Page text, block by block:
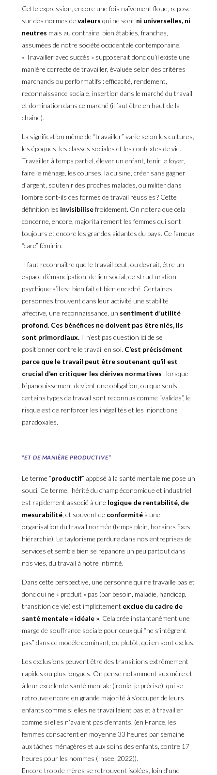
Cette expression, encore une fois naïvement floue, repose
sur des normes de valeurs qui ne sont ni universelles, ni
neutres mais au contraire, bien établies, franches,
assumées de notre société occidentale contemporaine.
« Travailler avec succès » supposerait donc qu’il existe une
manière correcte de travailler, évaluée selon des critères
marchands ou performatifs : efficacité, rendement,
reconnaissance sociale, insertion dans le marché du travail
et domination dans ce marché (il faut être en haut de la
chaîne).
La signification même de “travailler” varie selon les cultures,
les époques, les classes sociales et les contextes de vie.
Travailler à temps partiel, élever un enfant, tenir le foyer,
faire le ménage, les courses, la cuisine, créer sans gagner
d’argent, soutenir des proches malades, ou militer dans
l’ombre sont-ils des formes de travail réussies ? Cette
définition les invisibilisefroidement. On notera que cela
concerne, encore, majoritairement les femmes qui sont
toujours et encore les grandes aidantes du pays. Ce fameux
“care” féminin.
Il faut reconnaître que le travail peut, ou devrait, être un
espace d’émancipation, de lien social, de structuration
psychique s’il est bien fait et bien encadré. Certaines
personnes trouvent dans leur activité une stabilité
affective, une reconnaissance, un sentiment d’utilité
profond. Ces bénéfices ne doivent pas être niés, ils
sont primordiaux.Il n’est pas question ici de se
positionner contre le travail en soi. C’est précisément
parce que le travail peut être soutenant qu’il est
crucial d’en critiquer les dérives normatives : lorsque
l’épanouissement devient une obligation, ou que seuls
certains types de travail sont reconnus comme “valides”, le
risque est de renforcer les inégalités et les injonctions
paradoxales.
“ET DE MANIÈRE PRODUCTIVE”
Le terme “productif” apposé à la santé mentale me pose un
souci. Ce terme, hérité du champ économique et industriel
est rapidement associé à une logique de rentabilité, de
mesurabilité, et souvent de conformitéà une
organisation du travail normée (temps plein, horaires fixes,
hiérarchie). Le taylorisme perdure dans nos entreprises de
services et semble bien se répandre un peu partout dans
nos vies, du travail à notre intimité.
Dans cette perspective, une personne qui ne travaille pas et
donc qui ne « produit » pas (par besoin, maladie, handicap,
transition de vie) est implicitement exclue du cadre de
santé mentale « idéale ». Cela crée instantanément une
marge de souffrance sociale pour ceux qui “ne s’intègrent
pas” dans ce modèle dominant, ou plutôt, qui en sont exclus.
Les exclusions peuvent être des transitions extrêmement
rapides ou plus longues. On pense notamment aux mère et
à leur excellente santé mentale (ironie, je précise), qui se
retrouve encore en grande majorité à s’occuper de leurs
enfants comme si elles ne travaillaient pas et à travailler
comme si elles n’avaient pas d’enfants. (en France, les
femmes consacrent en moyenne 33 heures par semaine
aux tâches ménagères et aux soins des enfants, contre 17
heures pour les hommes (Insee, 2022)).
Encore trop de mères se retrouvent isolées, loin d’une